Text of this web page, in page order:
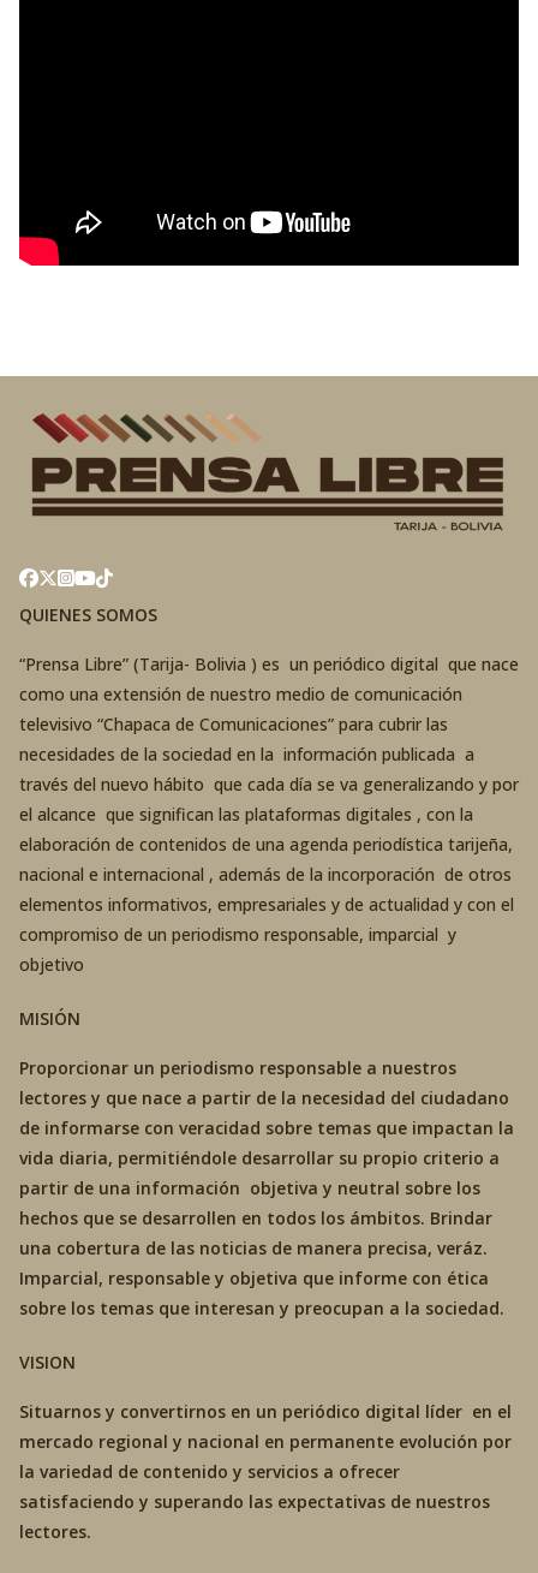
QUIENES SOMOS
“Prensa Libre” (Tarija- Bolivia ) es un periódico digital que nace
como una extensión de nuestro medio de comunicación
televisivo “Chapaca de Comunicaciones” para cubrir las
necesidades de la sociedad en la información publicada a
través del nuevo hábito que cada día se va generalizando y por
el alcance que significan las plataformas digitales , con la
elaboración de contenidos de una agenda periodística tarijeña,
nacional e internacional , además de la incorporación de otros
elementos informativos, empresariales y de actualidad y con el
compromiso de un periodismo responsable, imparcial y
objetivo
MISIÓN
Proporcionar un periodismo responsable a nuestros
lectores y que nace a partir de la necesidad del ciudadano
de informarse con veracidad sobre temas que impactan la
vida diaria, permitiéndole desarrollar su propio criterio a
partir de una información objetiva y neutral sobre los
hechos que se desarrollen en todos los ámbitos. Brindar
una cobertura de las noticias de manera precisa, veráz.
Imparcial, responsable y objetiva que informe con ética
sobre los temas que interesan y preocupan a la sociedad.
VISION
Situarnos y convertirnos en un periódico digital líder en el
mercado regional y nacional en permanente evolución por
la variedad de contenido y servicios a ofrecer
satisfaciendo y superando las expectativas de nuestros
lectores.